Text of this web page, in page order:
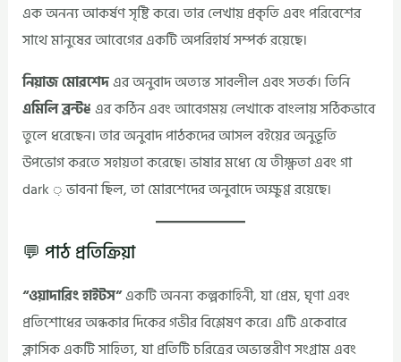
এক অনন্য আকর্ষণ সৃষ্টি করে। তার লেখায় প্রকৃতি এবং পরিবেশের
সাথে মানুষের আবেগের একটি অপরিহার্য সম্পর্ক রয়েছে।
নিয়াজ মোরশেদএর অনুবাদ অত্যন্ত সাবলীল এবং সতর্ক। তিনি
এমিলি ব্রন্টëএর কঠিন এবং আবেগময় লেখাকে বাংলায় সঠিকভাবে
তুলে ধরেছেন। তার অনুবাদ পাঠকদের আসল বইয়ের অনুভূতি
উপভোগ করতে সহায়তা করেছে। ভাষার মধ্যে যে তীক্ষ্ণতা এবং গা
dark ় ভাবনা ছিল, তা মোরশেদের অনুবাদে অক্ষুণ্ণ রয়েছে।
💬 পাঠ প্রতিক্রিয়া
“ওয়াদারিং হাইটস”একটি অনন্য কল্পকাহিনী, যা প্রেম, ঘৃণা এবং
প্রতিশোধের অন্ধকার দিকের গভীর বিশ্লেষণ করে। এটি একেবারে
ক্লাসিক একটি সাহিত্য, যা প্রতিটি চরিত্রের অভ্যন্তরীণ সংগ্রাম এবং